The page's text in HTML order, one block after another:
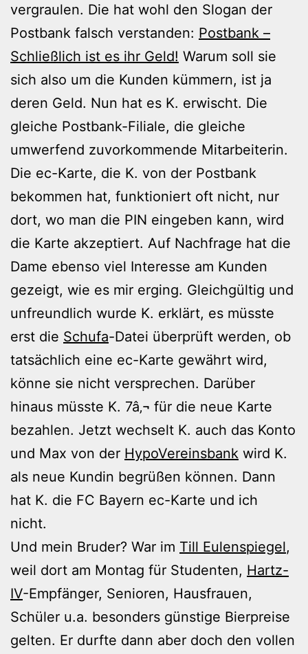
vergraulen. Die hat wohl den Slogan der
Postbank falsch verstanden: Postbank –
Schließlich ist es ihr Geld! Warum soll sie
sich also um die Kunden kümmern, ist ja
deren Geld. Nun hat es K. erwischt. Die
gleiche Postbank-Filiale, die gleiche
umwerfend zuvorkommende Mitarbeiterin.
Die ec-Karte, die K. von der Postbank
bekommen hat, funktioniert oft nicht, nur
dort, wo man die PIN eingeben kann, wird
die Karte akzeptiert. Auf Nachfrage hat die
Dame ebenso viel Interesse am Kunden
gezeigt, wie es mir erging. Gleichgültig und
unfreundlich wurde K. erklärt, es müsste
erst die Schufa-Datei überprüft werden, ob
tatsächlich eine ec-Karte gewährt wird,
könne sie nicht versprechen. Darüber
hinaus müsste K. 7â‚¬ für die neue Karte
bezahlen. Jetzt wechselt K. auch das Konto
und Max von der HypoVereinsbank wird K.
als neue Kundin begrüßen können. Dann
hat K. die FC Bayern ec-Karte und ich
nicht.
Und mein Bruder? War im Till Eulenspiegel,
weil dort am Montag für Studenten, Hartz-
IV-Empfänger, Senioren, Hausfrauen,
Schüler u.a. besonders günstige Bierpreise
gelten. Er durfte dann aber doch den vollen